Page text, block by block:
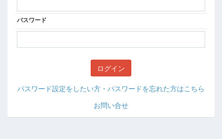
パスワード
パスワード設定をしたい方・パスワードを忘れた方はこちら
お問い合せ